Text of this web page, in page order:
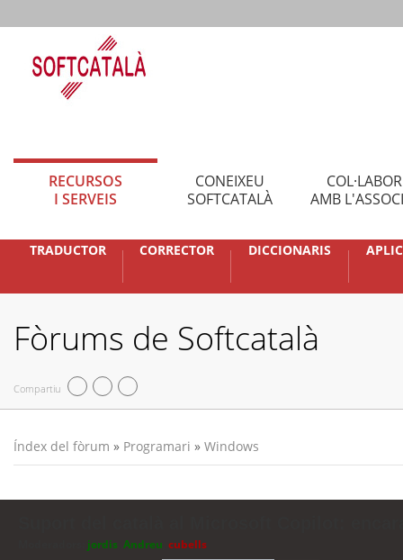
RECURSOS
I SERVEIS
CONEIXEU
SOFTCATALÀ
AMB
TRADUCTOR CORRECTOR DICCIONARIS
Fòrums de Softcatalà
Compartiu
Índex del fòrum » Programari » Windows
jordis Andreu cubells